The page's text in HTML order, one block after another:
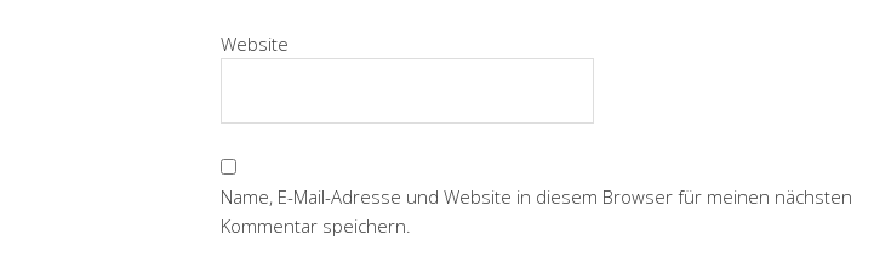
Website
Name, E-Mail-Adresse und Website in diesem Browser für meinen nächsten
Kommentar speichern.